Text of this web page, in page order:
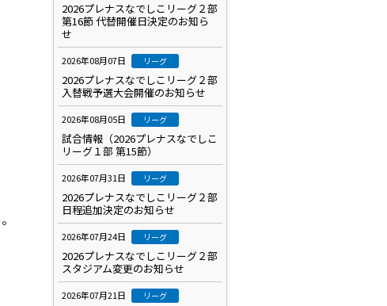
2026プレナスなでしこリーグ２部
第16節 代替開催日決定のお知ら
せ
2026年08月07日 リーグ
2026プレナスなでしこリーグ２部
入替戦予選大会開催のお知らせ
2026年08月05日 リーグ
試合情報（2026プレナスなでしこ
リーグ１部 第15節）
2026年07月31日 リーグ
2026プレナスなでしこリーグ２部
日程追加決定のお知らせ
2026年07月24日 リーグ
2026プレナスなでしこリーグ２部
スタジアム変更のお知らせ
2026年07月21日 リーグ